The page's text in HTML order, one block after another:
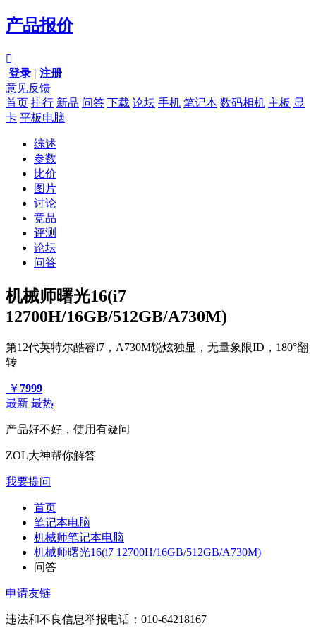
产品报价

登录 | 注册
意见反馈
首页 排行 新品 问答 下载 论坛 手机 笔记本 数码相机 主板 显
卡 平板电脑
综述
参数
比价
图片
讨论
竞品
评测
论坛
问答
机械师曙光16(i7
12700H/16GB/512GB/A730M)
第12代英特尔酷睿i7，A730M锐炫独显，无量象限ID，180°翻
转
￥ 7999
最新 最热
产品好不好，使用有疑问
ZOL大神帮你解答
我要提问
首页
笔记本电脑
机械师笔记本电脑
机械师曙光16(i7 12700H/16GB/512GB/A730M)
问答
申请友链
违法和不良信息举报电话：010-64218167